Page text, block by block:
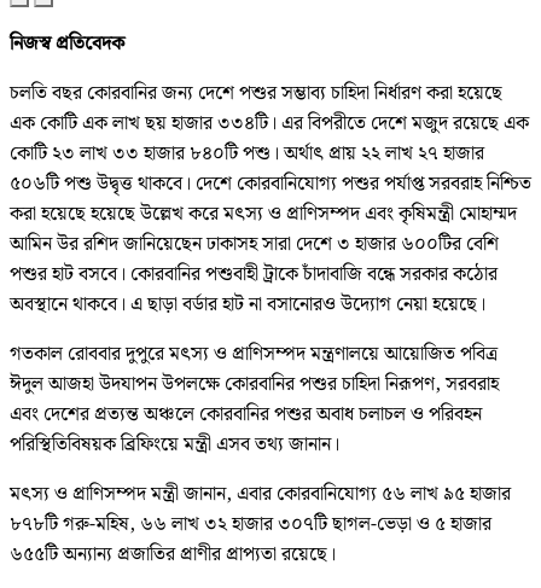
নিজস্ব প্রতিবেদক
চলতি বছর কোরবানির জন্য দেশে পশুর সম্ভাব্য চাহিদা নির্ধারণ করা হয়েছে
এক কোটি এক লাখ ছয় হাজার ৩৩৪টি। এর বিপরীতে দেশে মজুদ রয়েছে এক
কোটি ২৩ লাখ ৩৩ হাজার ৮৪০টি পশু। অর্থাৎ প্রায় ২২ লাখ ২৭ হাজার
৫০৬টি পশু উদ্বৃত্ত থাকবে। দেশে কোরবানিযোগ্য পশুর পর্যাপ্ত সরবরাহ নিশ্চিত
করা হয়েছে হয়েছে উল্লেখ করে মৎস্য ও প্রাণিসম্পদ এবং কৃষিমন্ত্রী মোহাম্মদ
আমিন উর রশিদ জানিয়েছেন ঢাকাসহ সারা দেশে ৩ হাজার ৬০০টির বেশি
পশুর হাট বসবে। কোরবানির পশুবাহী ট্রাকে চাঁদাবাজি বন্ধে সরকার কঠোর
অবস্থানে থাকবে। এ ছাড়া বর্ডার হাট না বসানোরও উদ্যোগ নেয়া হয়েছে।
গতকাল রোববার দুপুরে মৎস্য ও প্রাণিসম্পদ মন্ত্রণালয়ে আয়োজিত পবিত্র
ঈদুল আজহা উদযাপন উপলক্ষে কোরবানির পশুর চাহিদা নিরূপণ, সরবরাহ
এবং দেশের প্রত্যন্ত অঞ্চলে কোরবানির পশুর অবাধ চলাচল ও পরিবহন
পরিস্থিতিবিষয়ক ব্রিফিংয়ে মন্ত্রী এসব তথ্য জানান।
মৎস্য ও প্রাণিসম্পদ মন্ত্রী জানান, এবার কোরবানিযোগ্য ৫৬ লাখ ৯৫ হাজার
৮৭৮টি গরু-মহিষ, ৬৬ লাখ ৩২ হাজার ৩০৭টি ছাগল-ভেড়া ও ৫ হাজার
৬৫৫টি অন্যান্য প্রজাতির প্রাণীর প্রাপ্যতা রয়েছে।